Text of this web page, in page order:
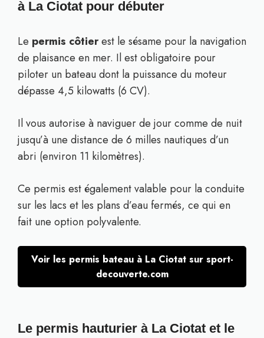
à La Ciotat pour débuter
Le permis côtierest le sésame pour la navigation
de plaisance en mer. Il est obligatoire pour
piloter un bateau dont la puissance du moteur
dépasse 4,5 kilowatts (6 CV).
Il vous autorise à naviguer de jour comme de nuit
jusqu’à une distance de 6 milles nautiques d’un
abri (environ 11 kilomètres).
Ce permis est également valable pour la conduite
sur les lacs et les plans d’eau fermés, ce qui en
fait une option polyvalente.
Voir les permis bateau à La Ciotat sur sport-
decouverte.com
Le permis hauturier à La Ciotat et le